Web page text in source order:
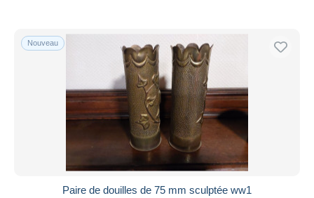
Nouveau
Paire de douilles de 75 mm sculptée ww1